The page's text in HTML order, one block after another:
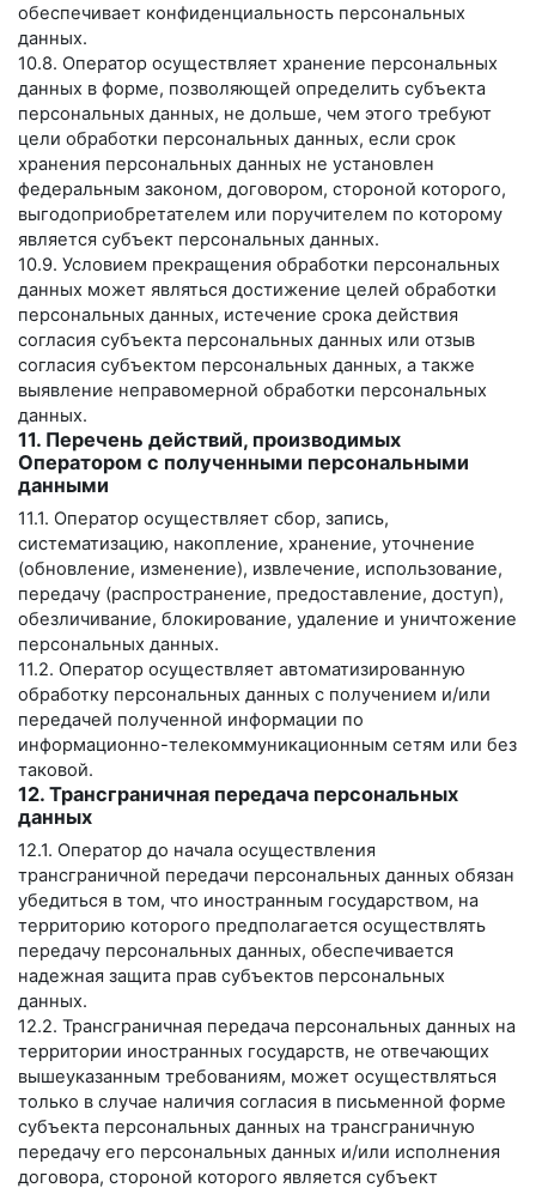
обеспечивает конфиденциальность персональных
данных.
10.8. Оператор осуществляет хранение персональных
данных в форме, позволяющей определить субъекта
персональных данных, не дольше, чем этого требуют
цели обработки персональных данных, если срок
хранения персональных данных не установлен
федеральным законом, договором, стороной которого,
выгодоприобретателем или поручителем по которому
является субъект персональных данных.
10.9. Условием прекращения обработки персональных
данных может являться достижение целей обработки
персональных данных, истечение срока действия
согласия субъекта персональных данных или отзыв
согласия субъектом персональных данных, а также
выявление неправомерной обработки персональных
данных.
11. Перечень действий, производимых
Оператором с полученными персональными
данными
11.1. Оператор осуществляет сбор, запись,
систематизацию, накопление, хранение, уточнение
(обновление, изменение), извлечение, использование,
передачу (распространение, предоставление, доступ),
обезличивание, блокирование, удаление и уничтожение
персональных данных.
11.2. Оператор осуществляет автоматизированную
обработку персональных данных с получением и/или
передачей полученной информации по
информационно-телекоммуникационным сетям или без
таковой.
12. Трансграничная передача персональных
данных
12.1. Оператор до начала осуществления
трансграничной передачи персональных данных обязан
убедиться в том, что иностранным государством, на
территорию которого предполагается осуществлять
передачу персональных данных, обеспечивается
надежная защита прав субъектов персональных
данных.
12.2. Трансграничная передача персональных данных на
территории иностранных государств, не отвечающих
вышеуказанным требованиям, может осуществляться
только в случае наличия согласия в письменной форме
субъекта персональных данных на трансграничную
передачу его персональных данных и/или исполнения
договора, стороной которого является субъект